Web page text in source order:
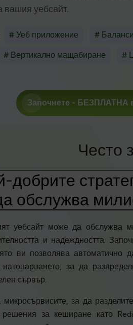
вашия уебсайт.
# Уеб приложение #
# Вертикално мащабиране #
Започнете - БЕЗПЛАТНА
Често
добрите
обслужва
уебсайт може да обслужва
и надеждността.
ви позволява автоматично
за да
сървър.
микросървисите, за да
решения за кеширане като